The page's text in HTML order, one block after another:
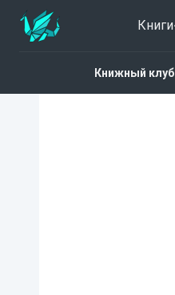
Книги
Книжный клуб
Нет оценок